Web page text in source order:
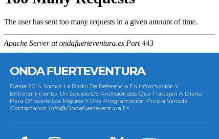
ONDA FUERTEVENTURA
Desde 2014 Somos La Radio De Referencia En Información Y
Entretenimiento. Un Equipo De Profesionales Que Trabajan A Diario
Para Ofrecerle Los Mejores Y Una Programación Propia Variada.
Contáctanos: Info@ondafuerteventura.es